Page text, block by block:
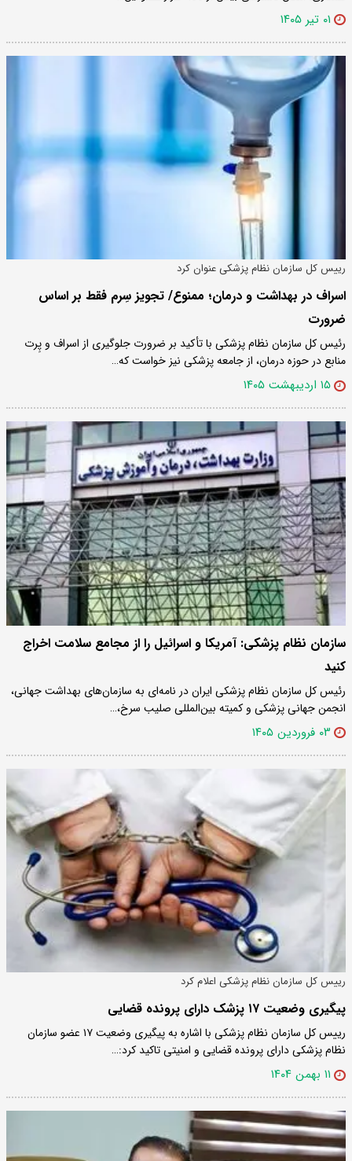
۰۱ تیر ۱۴۰۵
رییس کل سازمان نظام پزشکی عنوان کرد
اسراف در بهداشت و درمان؛ ممنوع/ تجویز سِرم فقط بر اساس
ضرورت
رئیس کل سازمان نظام پزشکی با تأکید بر ضرورت جلوگیری از اسراف و پِرت
منابع در حوزه درمان، از جامعه پزشکی نیز خواست که…
۱۵ اردیبهشت ۱۴۰۵
سازمان نظام پزشکی: آمریکا و اسرائیل را از مجامع سلامت اخراج
کنید
رئیس کل سازمان نظام پزشکی ایران در نامه‌ای به سازمان‌های بهداشت جهانی،
انجمن جهانی پزشکی و کمیته بین‌المللی صلیب سرخ،…
۰۳ فروردین ۱۴۰۵
رییس کل سازمان نظام پزشکی اعلام کرد
پیگیری وضعیت ۱۷ پزشک دارای پرونده قضایی
رییس کل سازمان نظام پزشکی با اشاره به پیگیری وضعیت ۱۷ عضو سازمان
نظام پزشکی دارای پرونده قضایی و امنیتی تاکید کرد:…
۱۱ بهمن ۱۴۰۴